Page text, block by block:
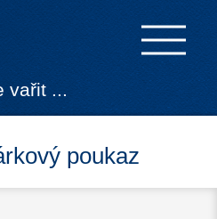
...
poukaz